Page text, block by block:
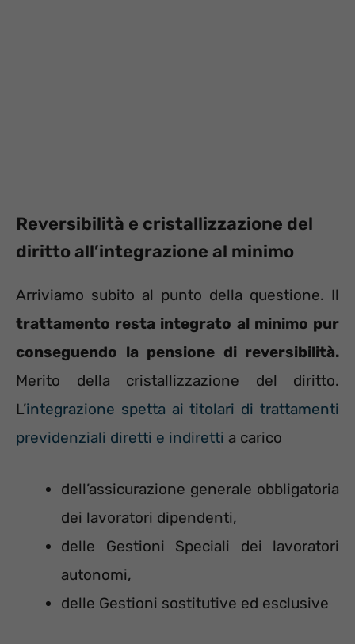
Reversibilità e cristallizzazione del
diritto all’integrazione al minimo
Arriviamo subito al punto della questione. Il
trattamento resta integrato al minimo pur
conseguendo la pensione di reversibilità.
Merito della cristallizzazione del diritto.
L’integrazione spetta ai titolari di trattamenti
previdenziali diretti e indiretti a carico
dell’assicurazione generale obbligatoria
dei lavoratori dipendenti,
delle Gestioni Speciali dei lavoratori
autonomi,
delle Gestioni sostitutive ed esclusive